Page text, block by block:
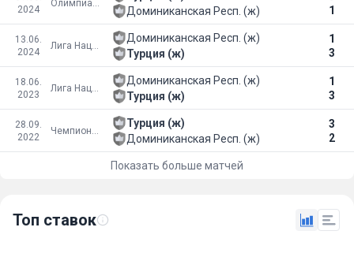
2024
Олимпиада
1
Доминиканская Респ. (ж)
13.06.
2024
Лига Наций
Доминиканская Респ. (ж)
1
3
Турция (ж)
18.06.
2023
Лига Наций
Доминиканская Респ. (ж)
1
3
Турция (ж)
28.09.
2022
Чемпионат мира
Турция (ж)
3
2
Доминиканская Респ. (ж)
Показать больше матчей
Топ ставок